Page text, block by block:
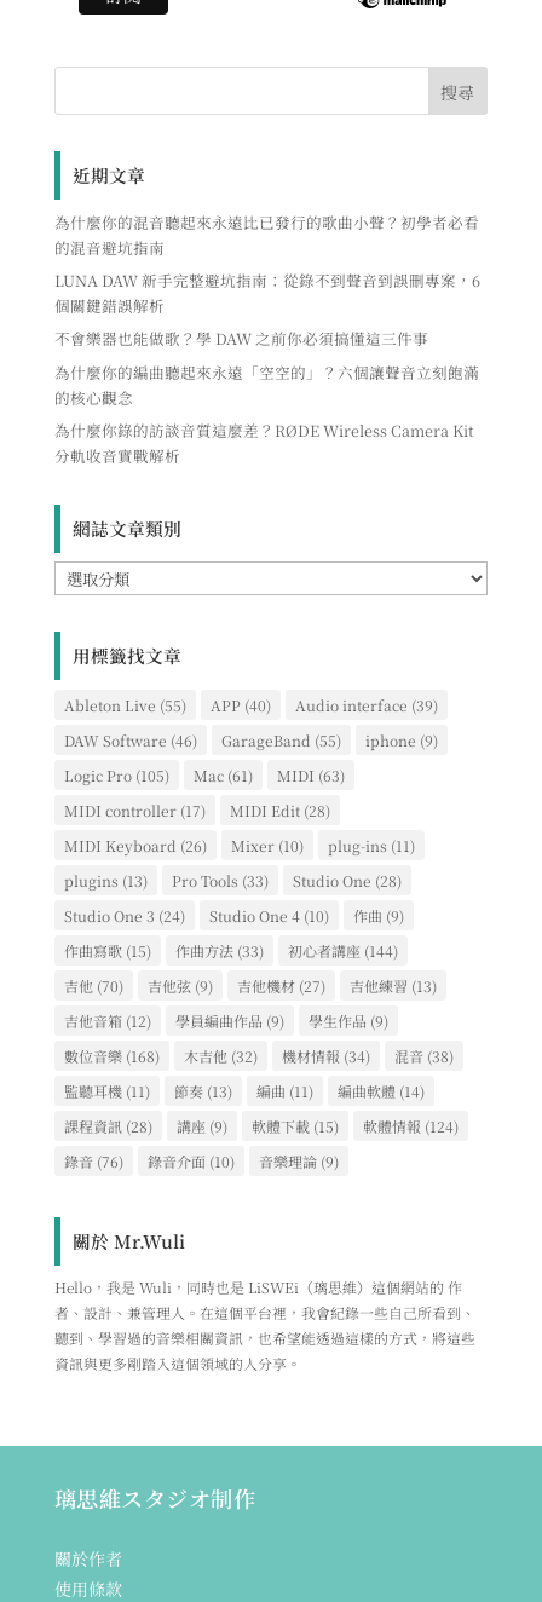
近期文章
為什麼你的混音聽起來永遠比已發行的歌曲小聲？初學者必看
的混音避坑指南
LUNA DAW 新手完整避坑指南：從錄不到聲音到誤刪專案，6
個關鍵錯誤解析
不會樂器也能做歌？學 DAW 之前你必須搞懂這三件事
為什麼你的編曲聽起來永遠「空空的」？六個讓聲音立刻飽滿
的核心觀念
為什麼你錄的訪談音質這麼差？RØDE Wireless Camera Kit
分軌收音實戰解析
網誌文章類別
網
誌
類
別
用標籤找文章
Ableton Live (55) APP(40) Audio interface (39)
DAW Software (46) GarageBand (55) iphone (9)
Logic Pro(105) Mac(61) MIDI (63)
MIDI controller(17) MIDI Edit(28)
MIDI Keyboard (26) Mixer(10) plug-ins (11)
plugins (13) Pro Tools (33) Studio One (28)
Studio One 3 (24) Studio One 4(10) 作曲 (9)
作曲寫歌(15) 作曲方法(33) 初心者講座 (144)
吉他 (70) 吉他弦(9) 吉他機材(27) 吉他練習 (13)
吉他音箱 (12) 學員編曲作品 (9) 學生作品 (9)
數位音樂(168) 木吉他 (32) 機材情報 (34) 混音 (38)
監聽耳機(11) 節奏(13) 編曲 (11) 編曲軟體 (14)
課程資訊(28) 講座 (9) 軟體下載(15) 軟體情報 (124)
錄音 (76) 錄音介面 (10) 音樂理論(9)
關於 Mr.Wuli
Hello，我是 Wuli，同時也是 LiSWEi（璃思維）這個網站的 作
者、設計、兼管理人。在這個平台裡，我會紀錄一些自己所看到、
聽到、學習過的音樂相關資訊，也希望能透過這樣的方式，將這些
資訊與更多剛踏入這個領域的人分享。
璃思維スタジオ制作
關於作者
使用條款